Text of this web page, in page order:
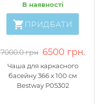
В наявності
ПРИДБАТИ
7000.0 грн 6500 грн.
Чаша для каркасного
басейну 366 х 100 см
Bestway P05302